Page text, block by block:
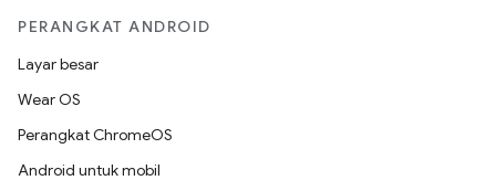
PERANGKAT ANDROID
Layar besar
Wear OS
Perangkat ChromeOS
Android untuk mobil